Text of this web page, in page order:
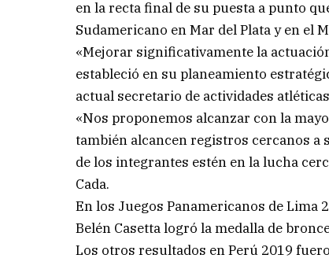
en la recta final de su puesta a punto
Sudamericano en Mar del Plata y en el
«Mejorar significativamente la
estableció en su planeamiento
actual secretario de actividades
«Nos proponemos alcanzar con la
también alcancen registros cercanos a
de los integrantes estén en la lucha
Cada.
En los Juegos Panamericanos de
Belén Casetta logró la medalla de
Los otros resultados en Perú 2019